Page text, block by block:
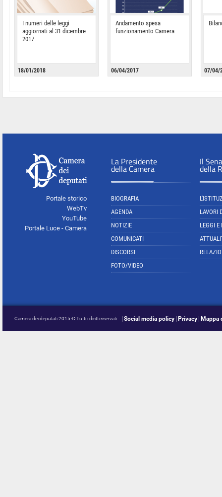
I numeri delle leggi
aggiornati al 31 dicembre
2017
18/01/2018
Andamento spesa
funzionamento Camera
06/04/2017 07/04/
Portale storico
WebTv
YouTube
Portale Luce - Camera
La Presidente
della Camera
BIOGRAFIA
AGENDA
NOTIZIE
COMUNICATI
DISCORSI
FOTO/VIDEO
Il
della
LAVORI
LEGGI E
Camera dei deputati 2015 © Tutti i diritti riservati Social media policy Privacy Mappa